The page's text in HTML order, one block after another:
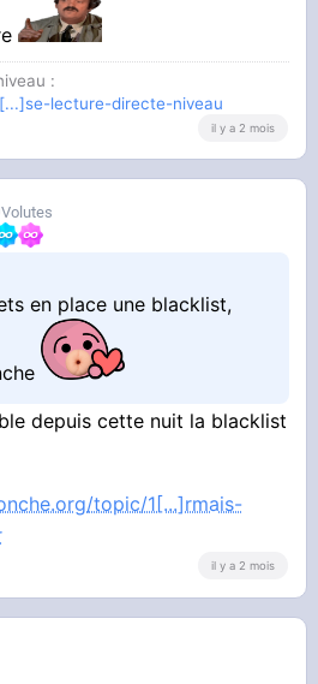
:
lecture-directe-niveau
il y a 2 mois
Volutes
en place une blacklist,
depuis cette nuit la blacklist
topic/1[...]rmais-
il y a 2 mois